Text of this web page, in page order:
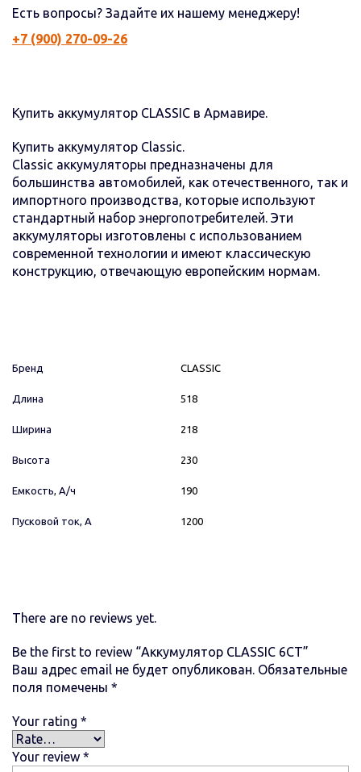
Есть вопросы? Задайте их нашему менеджеру!
+7 (900) 270-09-26
Купить аккумулятор CLASSIC в Армавире.
Купить аккумулятор Classic.
Classic аккумуляторы предназначены для
большинства автомобилей, как отечественного, так и
импортного производства, которые используют
стандартный набор энергопотребителей. Эти
аккумуляторы изготовлены с использованием
современной технологии и имеют классическую
конструкцию, отвечающую европейским нормам.
Бренд CLASSIC
Длина 518
Ширина 218
Высота 230
Емкость, А/ч 190
Пусковой ток, А 1200
There are no reviews yet.
Be the first to review “Аккумулятор CLASSIC 6CT”
Ваш адрес email не будет опубликован. Обязательные
поля помечены *
Your rating *
Your review *